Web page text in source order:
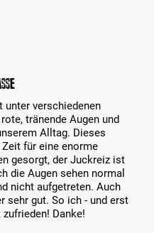
stars
unter verschiedenen
tränende Augen und
Alltag. Dieses
für eine enorme
gesorgt, der Juckreiz ist
die Augen sehen normal
nicht aufgetreten. Auch
sehr gut. So ich - und erst
Danke!